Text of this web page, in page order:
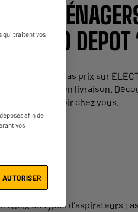
proposé à bas prix sur
en ligne, en livraison.
à les avoir chez vous.
choix de types d’aspirateurs :
qui traitent vos
afin de
vos